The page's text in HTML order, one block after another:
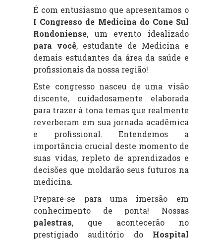
É com entusiasmo que apresentamos o
I Congresso de Medicina do Cone Sul
Rondoniense, um evento idealizado
para você, estudante de Medicina e
demais estudantes da área da saúde e
profissionais da nossa região!
Este congresso nasceu de uma visão
discente, cuidadosamente elaborada
para trazer à tona temas que realmente
reverberam em sua jornada acadêmica
e profissional. Entendemos a
importância crucial deste momento de
suas vidas, repleto de aprendizados e
decisões que moldarão seus futuros na
medicina.
Prepare-se para uma imersão em
conhecimento de ponta! Nossas
palestras, que acontecerão no
prestigiado auditório do Hospital